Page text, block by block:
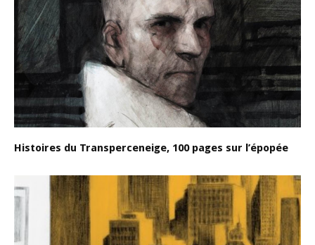
Histoires du Transperceneige, 100 pages sur l’épopée